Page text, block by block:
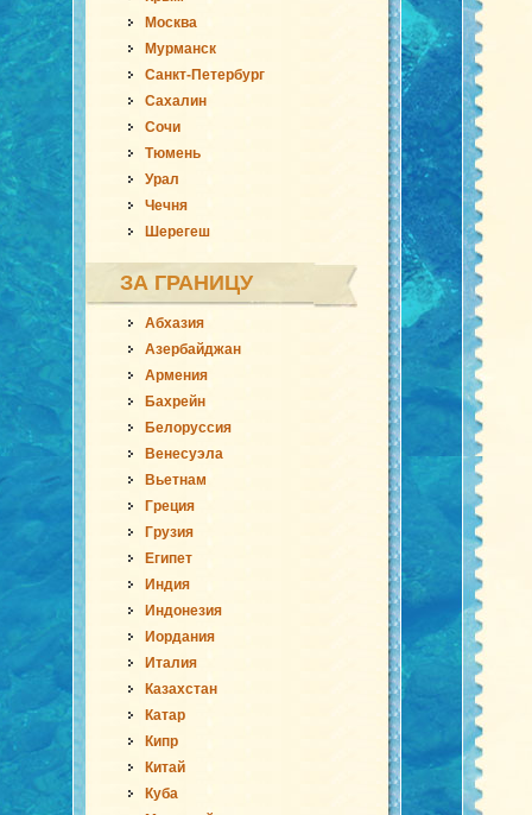
Москва
Мурманск
Санкт-Петербург
Сахалин
Сочи
Тюмень
Урал
Чечня
Шерегеш
ЗА ГРАНИЦУ
Абхазия
Азербайджан
Армения
Бахрейн
Белоруссия
Венесуэла
Вьетнам
Греция
Грузия
Египет
Индия
Индонезия
Иордания
Италия
Казахстан
Катар
Кипр
Китай
Куба